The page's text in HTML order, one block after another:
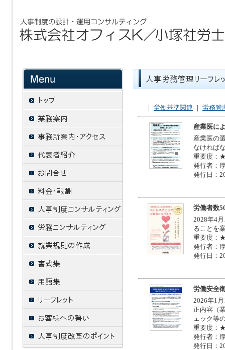
｜ 労働基準関連 ｜ 労務管
産業医に
産業医の
なければ
重要度
発行者：
発行日：
労働者数
2028年4
ることを
重要度
発行者：
発行日：
労働安全
2026年1
正内容（
ェック等
重要度
発行者：
発行日：